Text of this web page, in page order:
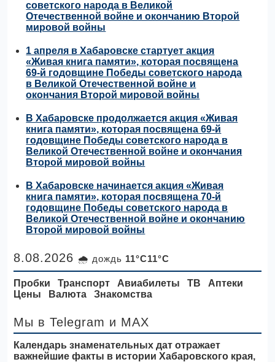
советского народа в Великой
Отечественной войне и окончанию Второй
мировой войны
1 апреля в Хабаровске стартует акция
«Живая книга памяти», которая посвящена
69-й годовщине Победы советского народа
в Великой Отечественной войне и
окончания Второй мировой войны
В Хабаровске продолжается акция «Живая
книга памяти», которая посвящена 69-й
годовщине Победы советского народа в
Великой Отечественной войне и окончания
Второй мировой войны
В Хабаровске начинается акция «Живая
книга памяти», которая посвящена 70-й
годовщине Победы советского народа в
Великой Отечественной войне и окончанию
Второй мировой войны
8.08.2026 🌧 дождь 11°C11°C
Пробки Транспорт Авиабилеты ТВ
Аптеки
Цены
Валюта Знакомства
Мы в Telegram и MAX
Календарь знаменательных дат отражает
важнейшие факты в истории Хабаровского края,